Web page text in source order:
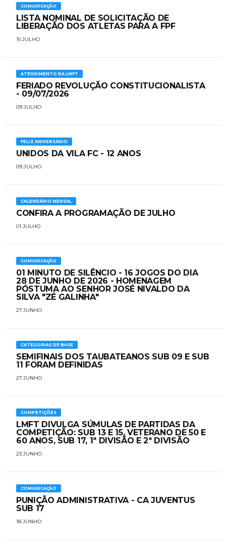
COMUNICAÇÃO
LISTA NOMINAL DE SOLICITAÇÃO DE
LIBERAÇÃO DOS ATLETAS PARA A FPF
15.JULHO
ATENDIMENTO DA LMFT
FERIADO REVOLUÇÃO CONSTITUCIONALISTA
- 09/07/2026
09.JULHO
FELIZ ANIVERSÁRIO
UNIDOS DA VILA FC - 12 ANOS
09.JULHO
CALENDÁRIO MENSAL
CONFIRA A PROGRAMAÇÃO DE JULHO
01.JULHO
COMUNICAÇÃO
01 MINUTO DE SILÊNCIO - 16 JOGOS DO DIA
28 DE JUNHO DE 2026 - HOMENAGEM
PÓSTUMA AO SENHOR JOSÉ NIVALDO DA
SILVA "ZÉ GALINHA"
27.JUNHO
CATEGORIAS DE BASE
SEMIFINAIS DOS TAUBATEANOS SUB 09 E SUB
11 FORAM DEFINIDAS
27.JUNHO
COMPETIÇÕES
LMFT DIVULGA SÚMULAS DE PARTIDAS DA
COMPETIÇÃO: SUB 13 E 15, VETERANO DE 50 E
60 ANOS, SUB 17, 1ª DIVISÃO E 2ª DIVISÃO
23.JUNHO
COMUNICAÇÃO
PUNIÇÃO ADMINISTRATIVA - CA JUVENTUS
SUB 17
18.JUNHO